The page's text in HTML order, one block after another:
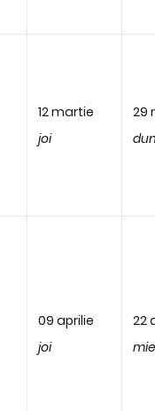
12 martie
joi
29
09 aprilie
joi
22